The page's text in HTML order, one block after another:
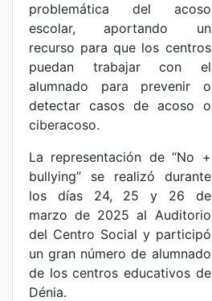
problemática del acoso
escolar, aportando un
recurso para que los centros
puedan trabajar con el
alumnado para prevenir o
detectar casos de acoso o
ciberacoso.
La representación de “No +
bullying” se realizó durante
los días 24, 25 y 26 de
marzo de 2025 al Auditorio
del Centro Social y participó
un gran número de alumnado
de los centros educativos de
Dénia.